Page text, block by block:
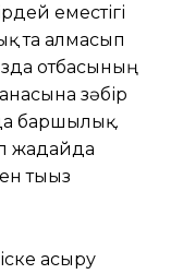
еместігі
та алмасып
отбасының
зәбір
баршылық.
тығыз
асыру